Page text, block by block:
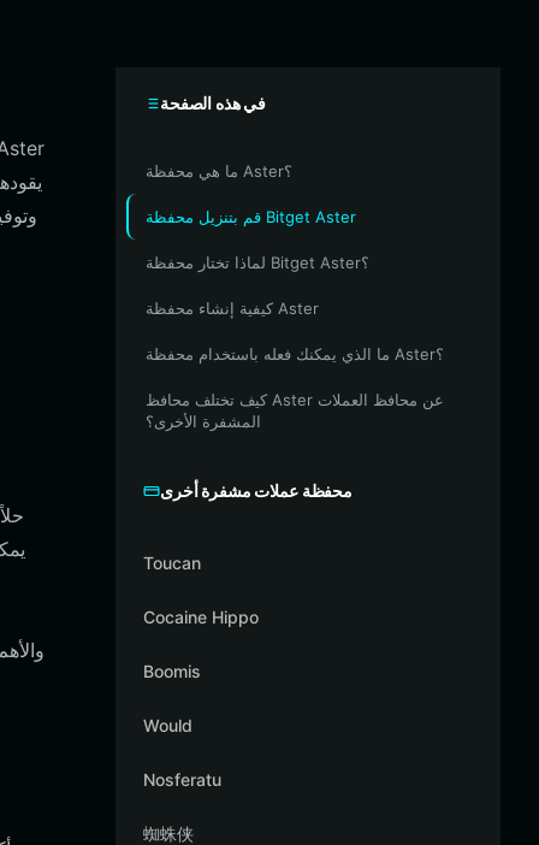
في هذه الصفحة
ما هي محفظة Aster؟
قم بتنزيل محفظة Bitget Aster
لماذا تختار محفظة Bitget Aster؟
كيفية إنشاء محفظة Aster
ما الذي يمكنك فعله باستخدام محفظة Aster؟
كيف تختلف محافظ Aster عن محافظ العملات
المشفرة الأخرى؟
محفظة عملات مشفرة أخرى
Toucan
Cocaine Hippo
Boomis
Would
Nosferatu
蜘蛛侠